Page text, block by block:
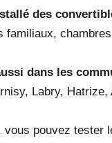
des
familiaux,
dans les
Labry, Hatrize,
vous pouvez tester